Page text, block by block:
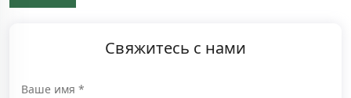
Свяжитесь с нами